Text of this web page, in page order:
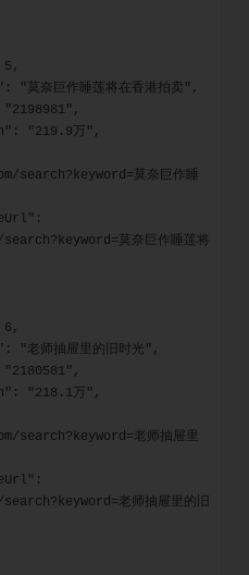
5,
"title": "莫奈巨作睡莲将在香港拍卖",
"hot": "2198981",
"hot_zh": "219.9万",
search?keyword=莫奈巨作睡
莫奈巨作睡莲将
6,
"title": "老师抽屉里的旧时光",
"hot": "2180581",
"hot_zh": "218.1万",
search?keyword=老师抽屉里
老师抽屉里的旧